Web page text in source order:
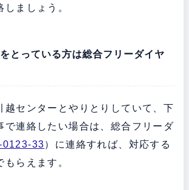
ましょう。
とっている方は総合フリーダイヤ
越センターとやりとりしていて、下
で連絡したい場合は、総合フリーダ
0123-33）に連絡すれば、対応する
らえます。